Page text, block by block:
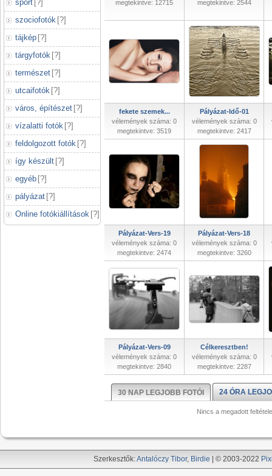
sport [?]
szociofotók [?]
tájkép [?]
tárgyfotók [?]
természet [?]
utcaifotók [?]
város, építészet [?]
vízalatti fotók [?]
feldolgozott fotók [?]
így készült [?]
egyéb [?]
pályázat [?]
Online fotókiállítások [?]
megtekintve: 12715
megtekintve: 2544
fekete szemek...
vélemények száma: 0
megtekintve: 3519
Pályázat-Idő-01
vélemények száma: 0
megtekintve: 2417
Pályázat-Vers-19
vélemények száma: 0
megtekintve: 2474
Pályázat-Vers-18
vélemények száma: 0
megtekintve: 3260
Pályázat-Vers-09
vélemények száma: 0
megtekintve: 2840
Célkeresztben!
vélemények száma: 0
megtekintve: 2287
30 NAP LEGJOBB FOTÓI 24 ÓRA
Nincs a megadott
Szerkesztők:Antalóczy Tibor, Birdie | © 2003-2022